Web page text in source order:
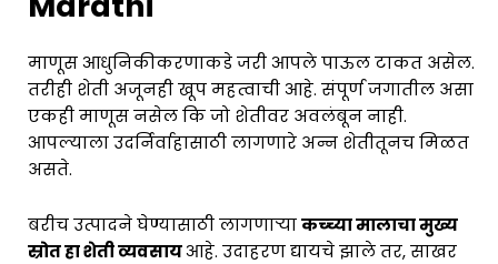
माणूस आधुनिकीकरणाकडे जरी आपले पाऊल टाकत असेल.
तरीही शेती अजूनही खूप महत्वाची आहे. संपूर्ण जगातील असा
एकही माणूस नसेल कि जो शेतीवर अवलंबून नाही.
आपल्याला उदर्निर्वाहासाठी लागणारे अन्न शेतीतूनच मिळत
असते.
बरीच उत्पादने घेण्यासाठी लागणाऱ्याकच्च्या मालाचा मुख्य
स्रोत हा शेती व्यवसायआहे. उदाहरण द्यायचे झाले तर, साखर